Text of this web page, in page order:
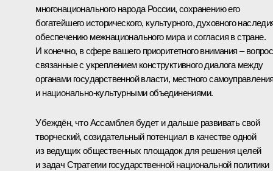
многонационального народа России, сохранению его
богатейшего исторического, культурного, духовного
обеспечению межнационального мира и согласия в стране.
И конечно, в сфере вашего приоритетного внимания –
связанные с укреплением конструктивного диалога между
органами государственной власти, местного
и национально-культурными объединениями.
Убеждён, что Ассамблея будет и дальше развивать свой
творческий, созидательный потенциал в качестве одной
из ведущих общественных площадок для решения целей
и задач Стратегии государственной национальной политики